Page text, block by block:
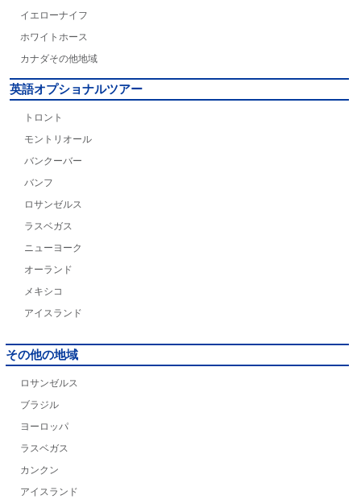
イエローナイフ
ホワイトホース
カナダその他地域
英語オプショナルツアー
トロント
モントリオール
バンクーバー
バンフ
ロサンゼルス
ラスベガス
ニューヨーク
オーランド
メキシコ
アイスランド
その他の地域
ロサンゼルス
ブラジル
ヨーロッパ
ラスベガス
カンクン
アイスランド